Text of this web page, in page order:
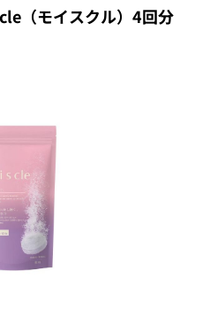
（モイスクル）4回分